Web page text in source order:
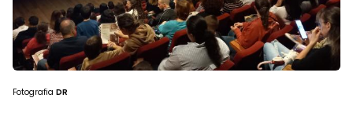
Fotografia DR